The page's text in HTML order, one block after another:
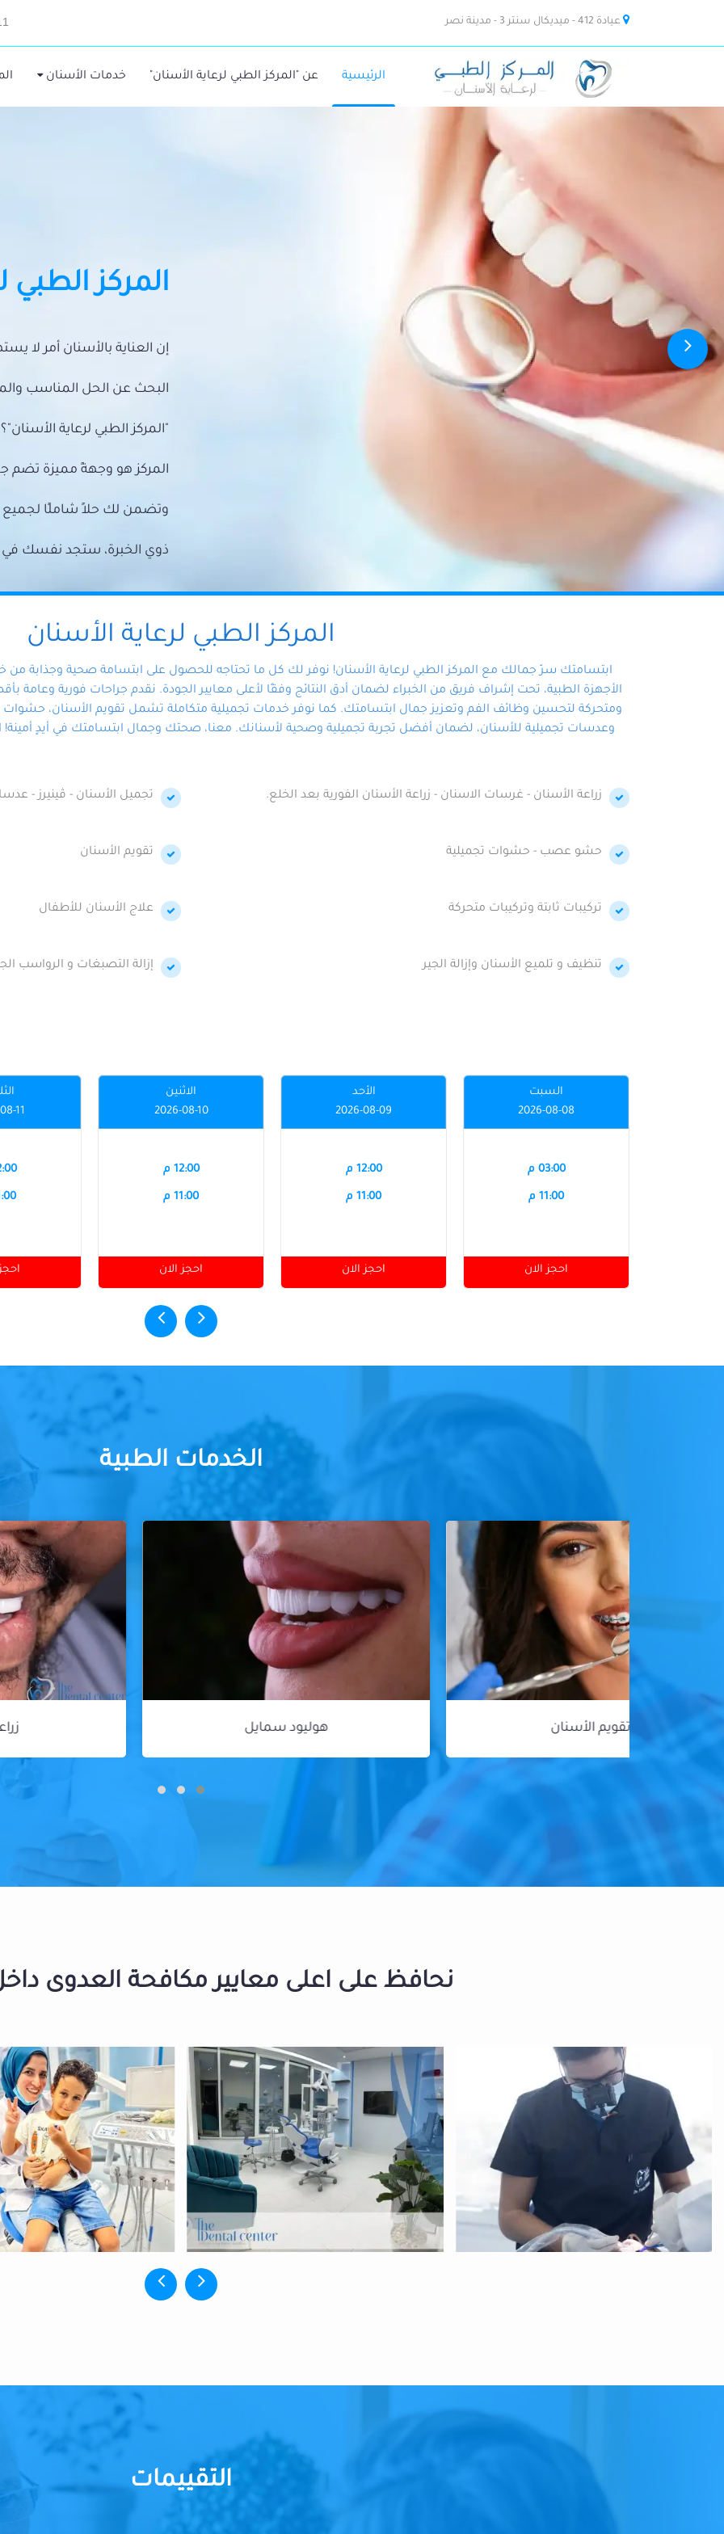
عيادة 412 - ميديكال سنتر 3 - مدينة نصر
الرئيسية عن "المركز الطبي لرعاية الأسنان" خدمات الأسنان
المركز الطبي
إن العناية بالأسنان أمر لا
البحث عن الحل المناسب
"المركز الطبي لرعاية الأسنان"؟
المركز هو وجهةً مميزة تضم
وتضمن لك حلاً شاملًا
ذوي الخبرة، ستجد نفسك في
المركز الطبي لرعاية الأسنان
ابتسامتك سرّ جمالك مع المركز الطبي لرعاية الأسنان! نوفر لك كل ما تحتاجه للحصول على ابتسامة صحية وجذابة
الأجهزة الطبية، تحت إشراف فريق من الخبراء لضمان أدق النتائج وفقًا لأعلى معايير الجودة. نقدم جراحات فورية وعامة
ومتحركة لتحسين وظائف الفم وتعزيز جمال ابتسامتك. كما نوفر خدمات تجميلية متكاملة تشمل تقويم الأسنان، حشوات
وعدسات تجميلية للأسنان، لضمان أفضل تجربة تجميلية وصحية لأسنانك. معنا، صحتك وجمال ابتسامتك في أيدٍ أمينة!
زراعة الأسنان - غرسات الاسنان - زراعة الأسنان الفورية بعد الخلع. تجميل الأسنان - ڤينيرز -
حشو عصب - حشوات تجميلية تقويم الأسنان
تركيبات ثابتة وتركيبات متحركة علاج الأسنان للأطفال
تنظيف و تلميع الأسنان وإزالة الجير إزالة التصبغات و الرواسب
السبت
2026-08-08
03:00 م
11:00 م
احجز الان
الأحد
2026-08-09
12:00 م
11:00 م
احجز الان
الاثنين
2026-08-10
12:00 م
11:00 م
احجز الان
11
الخدمات الطبية
نحافظ على اعلى معايير مكافحة العدوى
التقييمات